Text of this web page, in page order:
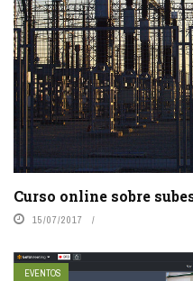
Curso online sobre
15/07/2017
EVENTOS